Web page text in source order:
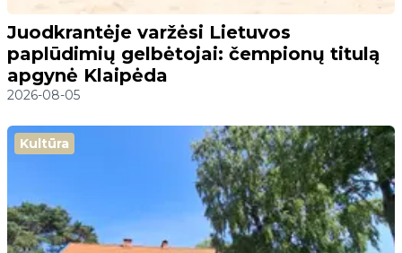
Juodkrantėje varžėsi Lietuvos
paplūdimių gelbėtojai: čempionų titulą
apgynė Klaipėda
2026-08-05
Kultūra